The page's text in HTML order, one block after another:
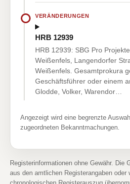
VERÄNDERUNGEN
HRB 12939
HRB 12939: SBG Pro
Weißenfels, Langendorfer
Weißenfels. Gesamtprokura
Geschäftsführer oder einem
Glodde, Volker, Warendor…
Angezeigt wird eine begrenzte
zugeordneten Bekanntmachungen.
Registerinformationen ohne Gewähr. Die
aus den amtlichen Registerangaben oder